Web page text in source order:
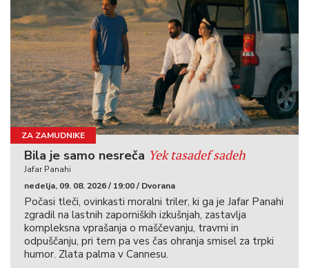
ZA ZAMUDNIKE
Bila je samo nesreča Yek tasadef sadeh
Jafar Panahi
nedelja, 09. 08. 2026 / 19:00 / Dvorana
Počasi tleči, ovinkasti moralni triler, ki ga je Jafar Panahi
zgradil na lastnih zaporniških izkušnjah, zastavlja
kompleksna vprašanja o maščevanju, travmi in
odpuščanju, pri tem pa ves čas ohranja smisel za trpki
humor. Zlata palma v Cannesu.